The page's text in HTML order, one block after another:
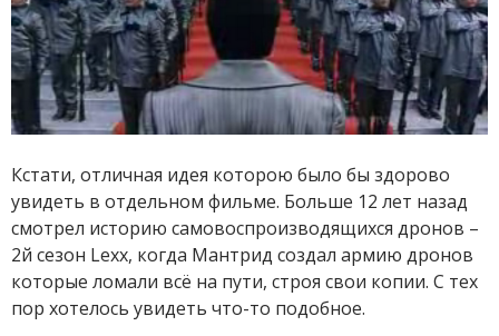
Кстати, отличная идея которою было бы здорово
увидеть в отдельном фильме. Больше 12 лет назад
смотрел историю самовоспроизводящихся дронов –
2й сезон Lexx, когда Мантрид создал армию дронов
которые ломали всё на пути, строя свои копии. С тех
пор хотелось увидеть что-то подобное.